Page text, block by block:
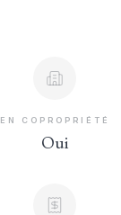
EN COPROPRIÉTÉ
Oui